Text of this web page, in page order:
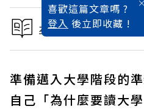
喜歡這篇文章嗎 ?
登入 後立即收藏 !
本文出自2020大學暨
準備邁入大學階段的
自己「為什麼要讀大